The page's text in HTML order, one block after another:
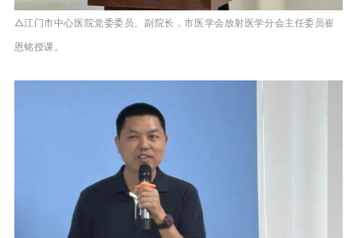
△江门市中心医院党委委员、副院长，市医学会放射医学分会主任委员崔
恩铭授课。